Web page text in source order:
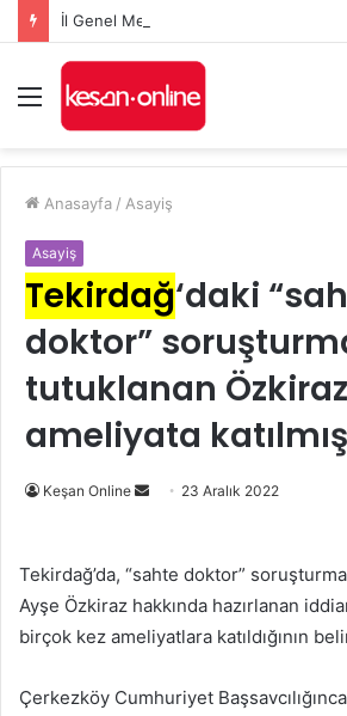
Menü
Anasayfa / Asayiş
Asayiş
Tekirdağ‘daki
doktor”
tutuklanan
ameliyata katılmış
Keşan Online
Bir
göndermek
23 Aralık 2022
Tekirdağ’da, “sahte doktor”
Ayşe Özkiraz hakkında hazırlanan
birçok kez ameliyatlara katıldığının
Çerkezköy Cumhuriyet